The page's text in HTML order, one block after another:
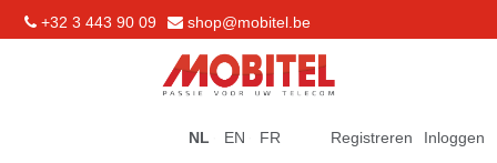
+32 3 443 90 09 shop@mobitel.be
Registreren Inloggen
NL EN FR